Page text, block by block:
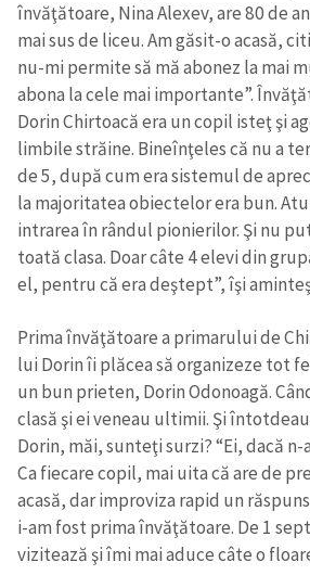
învăţătoare, Nina Alexev, are 80 de
mai sus de liceu. Am găsit-o acasă,
nu-mi permite să mă abonez la mai
abona la cele mai importante”.
Dorin Chirtoacă era un copil isteţ şi
limbile străine. Bineînţeles că nu a
de 5, după cum era sistemul de
la majoritatea obiectelor era bun.
intrarea în rândul pionierilor. Şi nu
toată clasa. Doar câte 4 elevi din
el, pentru că era deştept”, îşi
Prima învăţătoare a primarului de
lui Dorin îi plăcea să organizeze tot
un bun prieten, Dorin Odonoagă.
clasă şi ei veneau ultimii. Şi
Dorin, măi, sunteţi surzi? “Ei, dacă
Ca fiecare copil, mai uita că are de
acasă, dar improviza rapid un
i-am fost prima învăţătoare. De 1
vizitează şi îmi mai aduce câte o